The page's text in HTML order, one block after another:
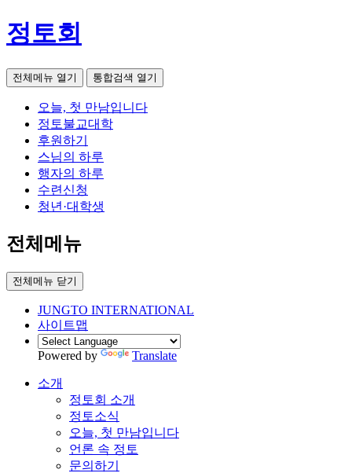
정토회
전체메뉴 열기 통합검색 열기
오늘, 첫 만남입니다
정토불교대학
후원하기
스님의 하루
행자의 하루
수련신청
청년·대학생
전체메뉴
전체메뉴 닫기
JUNGTO INTERNATIONAL
사이트맵
Powered by Translate
소개
정토회 소개
정토소식
오늘, 첫 만남입니다
언론 속 정토
문의하기